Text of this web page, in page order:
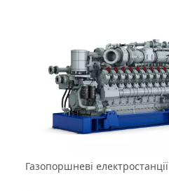
Газопоршневі електростанції